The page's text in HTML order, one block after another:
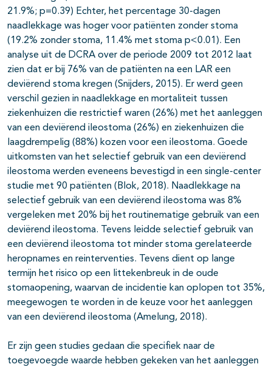
21.9%; p=0.39) Echter, het percentage 30-dagen
naadlekkage was hoger voor patiënten zonder stoma
(19.2% zonder stoma, 11.4% met stoma p<0.01). Een
analyse uit de DCRA over de periode 2009 tot 2012 laat
zien dat er bij 76% van de patiënten na een LAR een
deviërend stoma kregen (Snijders, 2015). Er werd geen
verschil gezien in naadlekkage en mortaliteit tussen
ziekenhuizen die restrictief waren (26%) met het aanleggen
van een deviërend ileostoma (26%) en ziekenhuizen die
laagdrempelig (88%) kozen voor een ileostoma. Goede
uitkomsten van het selectief gebruik van een deviërend
ileostoma werden eveneens bevestigd in een single-center
studie met 90 patiënten (Blok, 2018). Naadlekkage na
selectief gebruik van een deviërend ileostoma was 8%
vergeleken met 20% bij het routinematige gebruik van een
deviërend ileostoma. Tevens leidde selectief gebruik van
een deviërend ileostoma tot minder stoma gerelateerde
heropnames en reinterventies. Tevens dient op lange
termijn het risico op een littekenbreuk in de oude
stomaopening, waarvan de incidentie kan oplopen tot 35%,
meegewogen te worden in de keuze voor het aanleggen
van een deviërend ileostoma (Amelung, 2018).
Er zijn geen studies gedaan die specifiek naar de
toegevoegde waarde hebben gekeken van het aanleggen